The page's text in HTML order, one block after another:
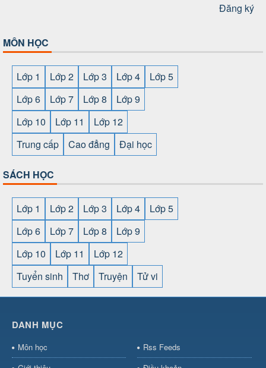
Đăng ký
MÔN HỌC
Lớp 1 Lớp 2 Lớp 3 Lớp 4
Lớp 5
Lớp 6
Lớp 7 Lớp 8
Lớp 9
Lớp 10
Lớp 11
Lớp 12
Trung cấp
Cao đẳng Đại học
SÁCH HỌC
Lớp 1 Lớp 2 Lớp 3 Lớp 4
Lớp 5
Lớp 6
Lớp 7 Lớp 8
Lớp 9
Lớp 10
Lớp 11
Lớp 12
Tuyển sinh
Thơ Truyện Tử vi
cái OPEN88⇔
⇔https://gameb52a.club/ https://new88.biz/
bài⇔bóng đá trực tiếp⇔fly88
DANH MỤC
Môn học
Rss Feeds